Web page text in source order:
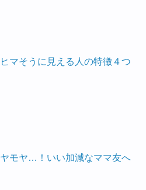
マそうに見える人の特徴４つ
モヤ…！いい加減なママ友へ